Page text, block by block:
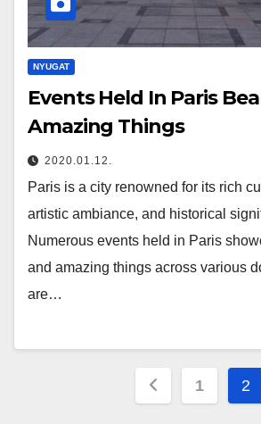
NYUGAT
Events Held In Paris
Amazing Things
2020.01.12.
Paris is a city renowned for its rich
artistic ambiance, and historical
Numerous events held in Paris
and amazing things across various
are…
1 2